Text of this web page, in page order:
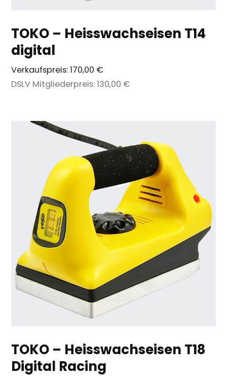
TOKO – Heisswachseisen T14
digital
Verkaufspreis:170,00 €
DSLV Mitgliederpreis:130,00 €
TOKO – Heisswachseisen T18
Digital Racing